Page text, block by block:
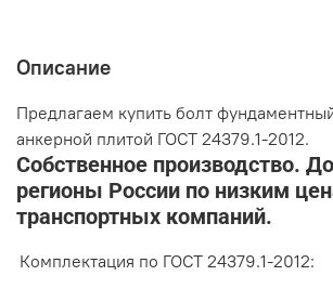
Описание
Предлагаем купить болт
анкерной плитой ГОСТ 24379.1-2012.
Собственное производство.
регионы России по низким
транспортных компаний.
Комплектация по ГОСТ 24379.1-2012: